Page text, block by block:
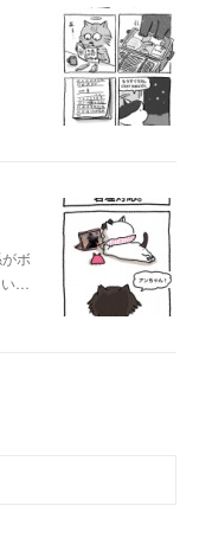
ボ
…